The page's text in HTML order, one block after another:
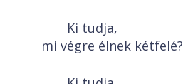
Ki tudja,
mi végre élnek kétfelé?